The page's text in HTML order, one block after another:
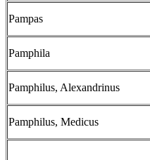
Pampas
Pamphila
Pamphilus, Alexandrinus
Pamphilus, Medicus